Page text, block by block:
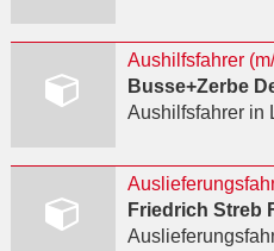
Aushilfsfahrer
Aushilfsfahrerin
Friedrich Streb